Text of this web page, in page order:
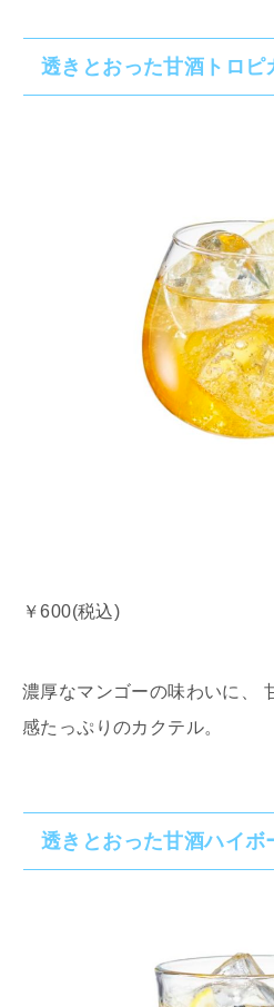
透きとおった甘酒トロピ
￥600(税込)
濃厚なマンゴーの味わいに、
感たっぷりのカクテル。
透きとおった甘酒ハイボ